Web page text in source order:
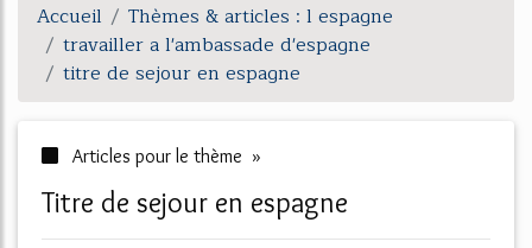
Accueil
Thèmes & articles : l espagne
travailler a l'ambassade d'espagne
titre de sejour en espagne
Articles pour le thème »
titre de sejour en espagne